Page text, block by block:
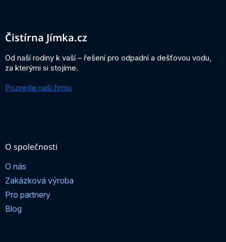
Čistírna Jímka.cz
Od naší rodiny k vaší – řešení pro odpadní a dešťovou vodu,
za kterými si stojíme.
Poznejte naši firmu
O společnosti
O nás
Zakázková výroba
Pro partnery
Blog